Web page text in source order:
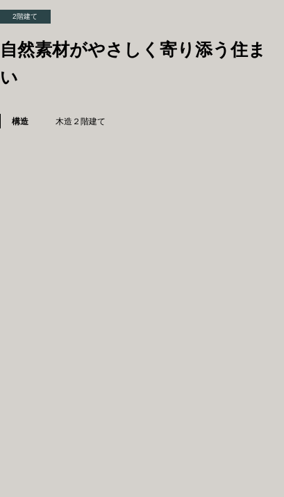
2階建て
自然素材がやさしく寄り添う住ま
い
構造 木造２階建て